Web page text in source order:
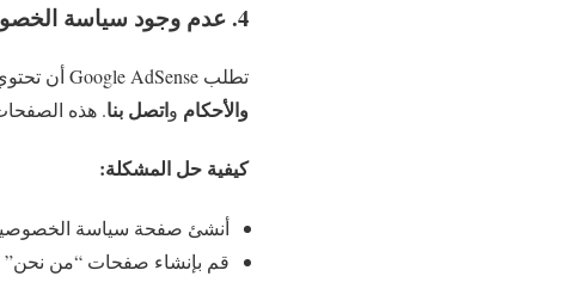
4. عدم وجود سياسة الخصوصية وصفحات مهمة
تطلب Google AdSense أن تحتوي جميع المواقع على صفحات أساسية مثل صفحة
والأحكام واتصل بنا. هذه
كيفية حل المشكلة:
أنشئ صفحة سياسة الخصوصية
قم بإنشاء صفحات “من نحن”